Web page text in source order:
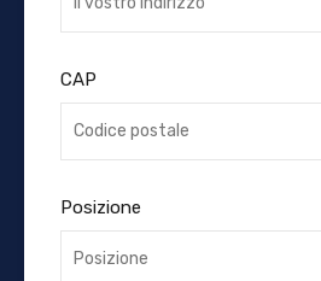
CAP
Posizione